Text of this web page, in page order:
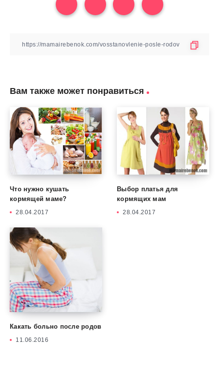
Вам также может понравиться
Что нужно кушать
кормящей маме?
28.04.2017
Выбор платья для
кормящих мам
28.04.2017
Какать больно после родов
11.06.2016